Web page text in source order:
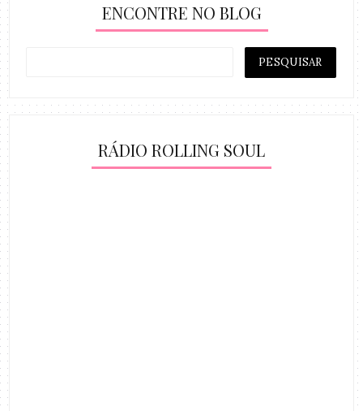
ENCONTRE NO BLOG
RÁDIO ROLLING SOUL